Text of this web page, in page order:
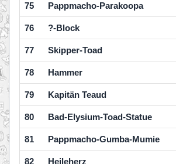
75 Pappmacho-Parakoopa
76 ?-Block
77 Skipper-Toad
78 Hammer
79 Kapitän Teaud
80 Bad-Elysium-Toad-Statue
81 Pappmacho-Gumba-Mumie
82 Heileherz